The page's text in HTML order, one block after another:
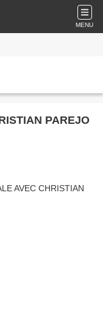
MENU
PAREJO